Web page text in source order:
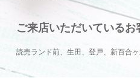
ご来店いただいているお
読売ランド前、生田、登戸、新百合